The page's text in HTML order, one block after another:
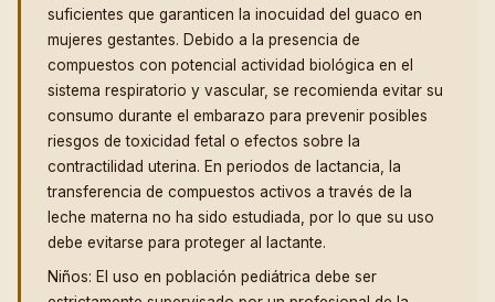
suficientes que garanticen la inocuidad del guaco en
mujeres gestantes. Debido a la presencia de
compuestos con potencial actividad biológica en el
sistema respiratorio y vascular, se recomienda evitar su
consumo durante el embarazo para prevenir posibles
riesgos de toxicidad fetal o efectos sobre la
contractilidad uterina. En periodos de lactancia, la
transferencia de compuestos activos a través de la
leche materna no ha sido estudiada, por lo que su uso
debe evitarse para proteger al lactante.
Niños: El uso en población pediátrica debe ser